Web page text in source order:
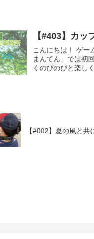
【#403】カ
こんにちは！ ゲー
まんてん」では初
くのびのびと楽し
【#002】夏の風と